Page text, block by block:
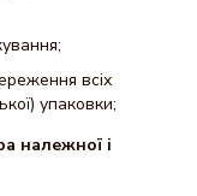
всіх
упаковки;
належної і